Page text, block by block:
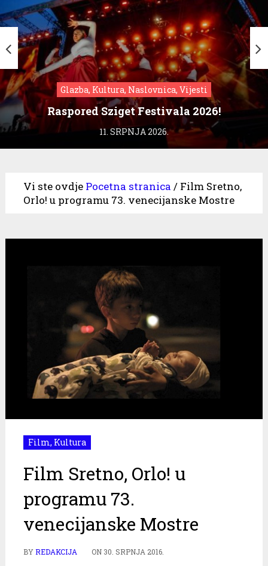
Glazba, Kultura, Naslovnica, Vijesti
Raspored Sziget Festivala 2026!
11. SRPNJA 2026.
Vi ste ovdje Pocetna stranica / Film Sretno,
Orlo! u programu 73. venecijanske Mostre
Film, Kultura
Film Sretno, Orlo! u
programu 73.
venecijanske Mostre
BYREDAKCIJA ON 30. SRPNJA 2016.